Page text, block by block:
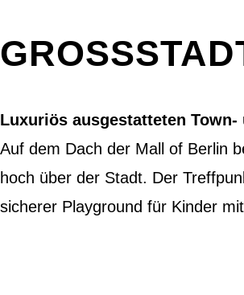
Luxuriös ausgestatteten Town-
Auf dem Dach der Mall of Berlin
hoch über der Stadt. Der
sicherer Playground für Kinder